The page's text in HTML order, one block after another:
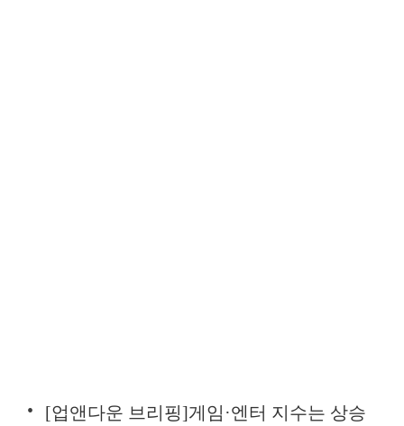
[업앤다운 브리핑]게임·엔터 지수는 상승